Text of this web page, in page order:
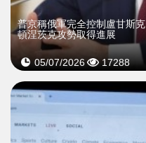
普京稱俄軍完全控制盧甘斯克
頓涅茨克攻勢取得進展
05/07/2026 17288